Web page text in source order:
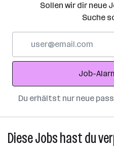
Sollen wir dir neue
Suche
Adresse
Job-
Du erhältst nur neue
Diese Jobs hast du